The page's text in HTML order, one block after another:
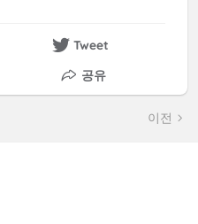
Tweet
공유
이전